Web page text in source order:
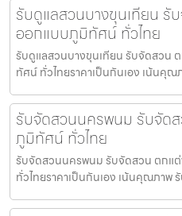
รับดูแลสวนบางขุนเทียน รั
ออกแบบภูมิทัศน์ ทั่วไทย
รับดูแลสวนบางขุนเทียน รับจัดสวน
ทัศน์ ทั่วไทยราคาเป็นกันเอง เน้นคุ
รับจัดสวนนครพนม รับจัด
ภูมิทัศน์ ทั่วไทย
รับจัดสวนนครพนม รับจัดสวน ตก
ทั่วไทยราคาเป็นกันเอง เน้นคุณภาพ